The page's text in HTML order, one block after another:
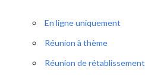
En ligne uniquement
Réunion à thème
Réunion de rétablissement